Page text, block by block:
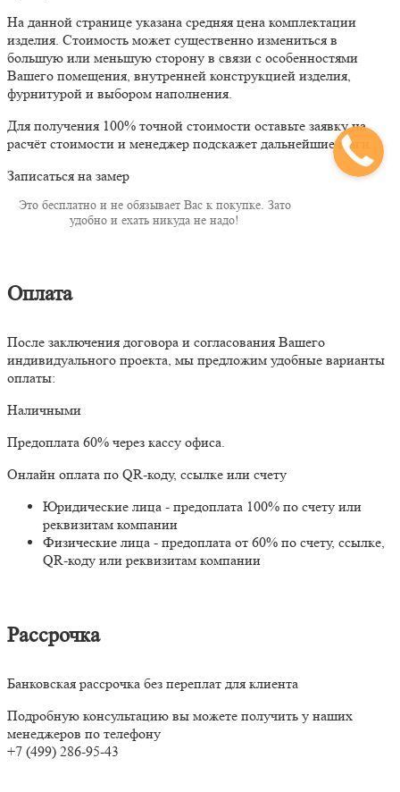
На данной странице указана средняя цена комплектации
изделия. Стоимость может существенно измениться в
большую или меньшую сторону в связи с особенностями
Вашего помещения, внутренней конструкцией изделия,
фурнитурой и выбором наполнения.
Для получения 100% точной стоимости оставьте заявку на
расчёт стоимости и менеджер подскажет дальнейшие шаги.
Записаться на замер
Это бесплатно и не обязывает Вас к покупке. Зато
удобно и ехать никуда не надо!
Оплата
После заключения договора и согласования Вашего
индивидуального проекта, мы предложим удобные варианты
оплаты:
Наличными
Предоплата 60% через кассу офиса.
Онлайн оплата по QR-коду, ссылке или счету
Юридические лица - предоплата 100% по счету или
реквизитам компании
Физические лица - предоплата от 60% по счету, ссылке,
QR-коду или реквизитам компании
Рассрочка
Банковская рассрочка без переплат для клиента
Подробную консультацию вы можете получить у наших
менеджеров по телефону
+7 (499) 286-95-43